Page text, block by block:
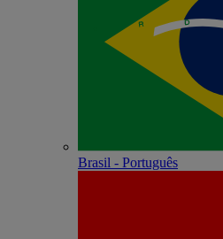
Brasil - Português